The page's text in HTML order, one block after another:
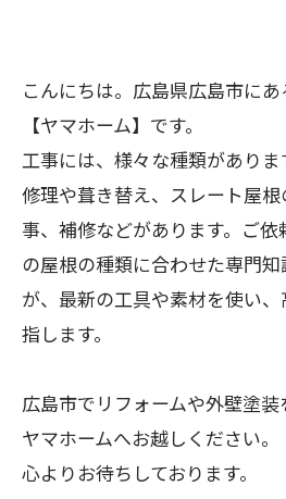
こんにちは。広島県広島市に
【ヤマホーム】です。
工事には、様々な種類があり
修理や葺き替え、スレート屋
事、補修などがあります。ご
の屋根の種類に合わせた専門
が、最新の工具や素材を使い
指します。
広島市でリフォームや外壁塗装
ヤマホームへお越しください。
心よりお待ちしております。